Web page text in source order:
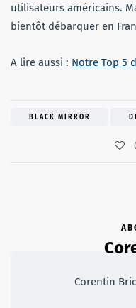
utilisateurs américains.
bientôt débarquer en
A lire aussi : Notre Top 5
BLACK MIRROR
Corentin